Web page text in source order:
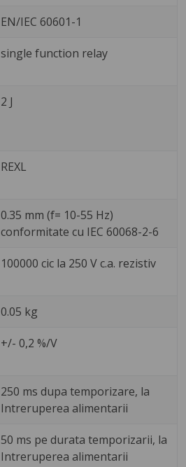
EN/IEC 60601-1
single function relay
2 J
REXL
0.35 mm (f= 10-55 Hz)
conformitate cu IEC 60068-2-6
100000 cic la 250 V c.a. rezistiv
0.05 kg
+/- 0,2 %/V
250 ms dupa temporizare, la
Intreruperea alimentarii
50 ms pe durata temporizarii, la
Intreruperea alimentarii